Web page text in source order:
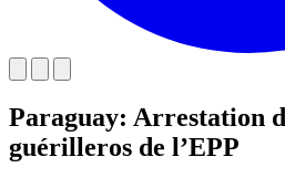
Paraguay: Arrestation
guérilleros de l’EPP